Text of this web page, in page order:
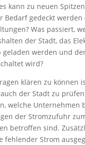
kann zu neuen
Bedarf gedeckt
Was passiert,
der Stadt, das
geladen werden und
wird?
klären zu können
der Stadt zu
welche Unternehmen
der Stromzufuhr
betroffen sind.
fehlender Strom